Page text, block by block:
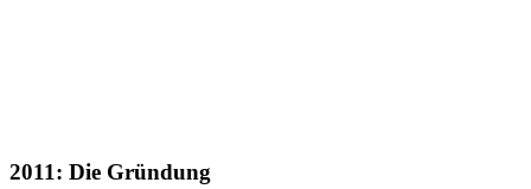
2011: Die Gründung